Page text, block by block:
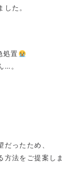
た。
処置
…。
ったため、
方法をご提案しま